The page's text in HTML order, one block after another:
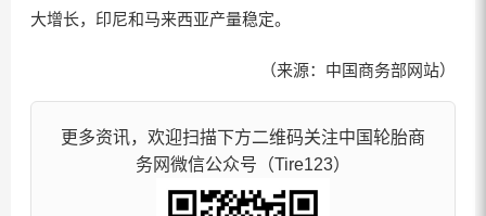
大增长，印尼和马来西亚产量稳定。
（来源：中国商务部网站）
更多资讯，欢迎扫描下方二维码关注中国轮胎商
务网微信公众号（Tire123）